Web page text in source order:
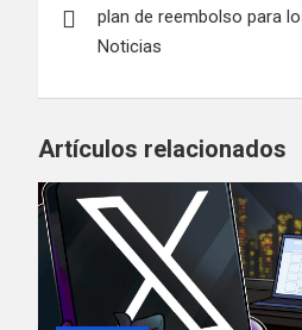
entradas
plan de reembolso para
Noticias
Artículos relacionados